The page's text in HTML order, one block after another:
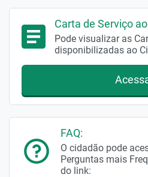
Carta de Serviço
Pode visualizar as
disponibilizadas ao
FAQ:
O cidadão pode
Perguntas mais
do link: